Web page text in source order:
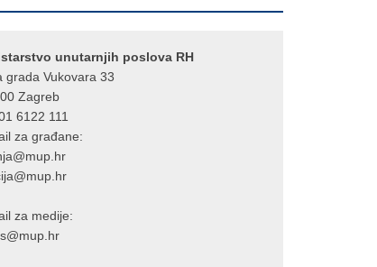
unutarnjih poslova RH
grada Vukovara 33
Zagreb
6122 111
za građane:
za medije: